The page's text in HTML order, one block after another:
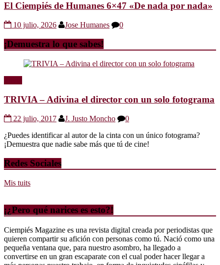
El Ciempiés de Humanes 6×47 «De nada por nada»
10 julio, 2026 Jose Humanes 0
¡Demuestra lo que sabes!
TRIVIA – Adivina el director con un solo fotograma
22 julio, 2017 J. Justo Moncho
0
¿Puedes identificar al autor de la cinta con un único fotograma?
¡Demuestra que nadie sabe más que tú de cine!
Redes Sociales
Mis tuits
¡¿Pero qué narices es esto?!
Ciempiés Magazine es una revista digital creada por periodistas que
quieren compartir su afición con personas como tú. Nació como una
pequeña ventana que, para nuestro asombro, ha llegado a
convertirse en un gran escaparate con el cual poder hacer llegar a